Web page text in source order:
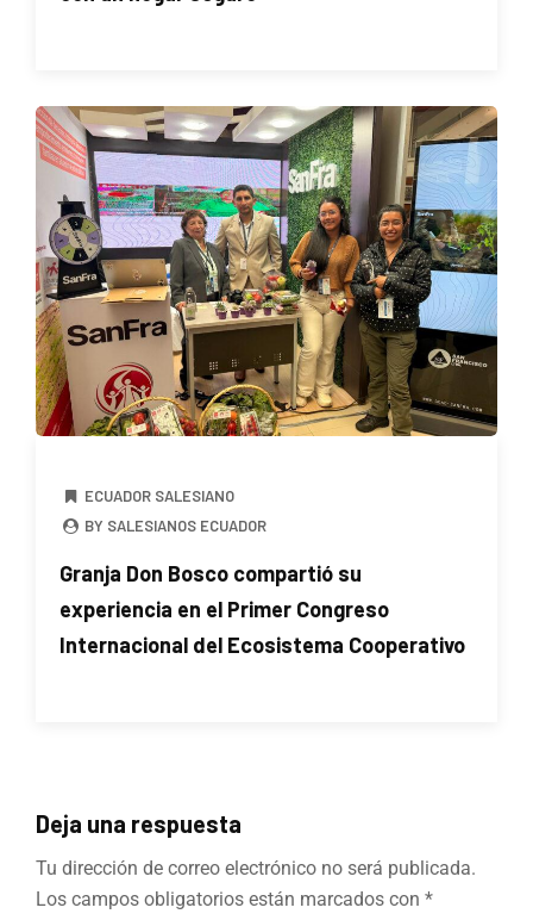
ECUADOR SALESIANO
BY SALESIANOS ECUADOR
Granja Don Bosco compartió su
experiencia en el Primer Congreso
Internacional del Ecosistema Cooperativo
Deja una respuesta
Tu dirección de correo electrónico no será publicada.
Los campos obligatorios están marcados con *